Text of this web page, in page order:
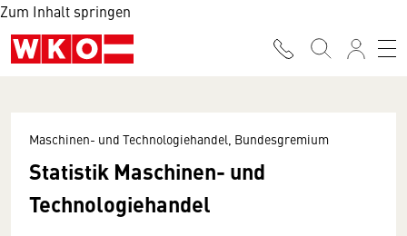
Zum Inhalt springen
Maschinen- und Technologiehandel, Bundesgremium
Statistik Maschinen- und
Technologiehandel